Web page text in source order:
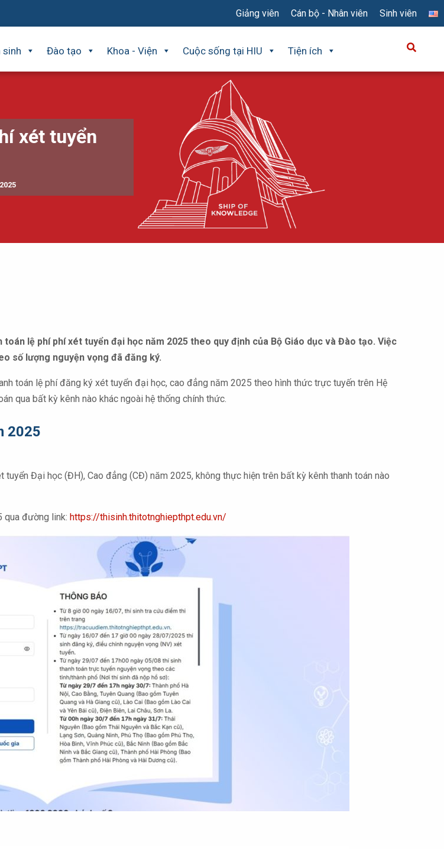
Giảng viên Cán bộ - Nhân viên Sinh viên
sinh Đào tạo Khoa - Viện Cuộc sống tại HIU Tiện ích
xét tuyển
lệ phí phí xét tuyển đại học năm 2025 theo quy định của Bộ Giáo dục và Đào tạo. Việc
số lượng nguyện vọng đã đăng ký.
toán lệ phí đăng ký xét tuyển đại học, cao đẳng năm 2025 theo hình thức trực tuyến trên Hệ
qua bất kỳ kênh nào khác ngoài hệ thống chính thức.
2025
Đại học (ĐH), Cao đẳng (CĐ) năm 2025, không thực hiện trên bất kỳ kênh thanh toán nào
qua đường link: https://thisinh.thitotnghiepthpt.edu.vn/